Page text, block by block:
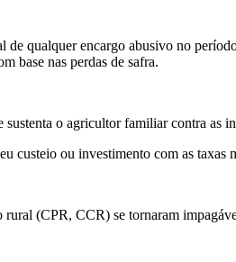
de qualquer encargo abusivo no
base nas perdas de safra.
o agricultor familiar contra as
custeio ou investimento com as
rural (CPR, CCR) se tornaram